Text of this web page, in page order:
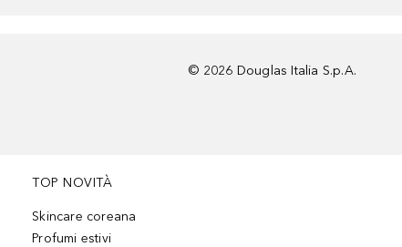
© 2026 Douglas Italia S.p.A.
TOP NOVITÀ
Skincare coreana
Profumi estivi